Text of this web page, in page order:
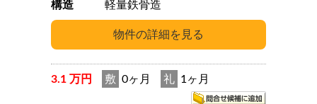
構造
軽量鉄骨造
3.1 万円 敷 0ヶ月 礼 1ヶ月